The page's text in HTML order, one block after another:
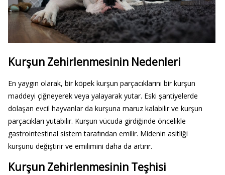
Kurşun Zehirlenmesinin Nedenleri
En yaygın olarak, bir köpek kurşun parçacıklarını bir kurşun
maddeyi çiğneyerek veya yalayarak yutar. Eski şantiyelerde
dolaşan evcil hayvanlar da kurşuna maruz kalabilir ve kurşun
parçacıkları yutabilir. Kurşun vücuda girdiğinde öncelikle
gastrointestinal sistem tarafından emilir. Midenin asitliği
kurşunu değiştirir ve emilimini daha da artırır.
Kurşun Zehirlenmesinin Teşhisi